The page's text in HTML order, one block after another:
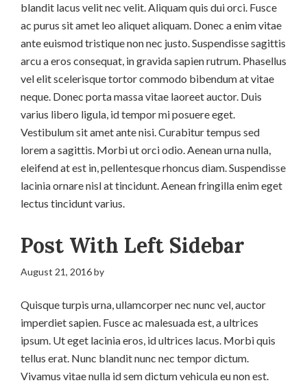
blandit lacus velit nec velit. Aliquam quis dui orci. Fusce
ac purus sit amet leo aliquet aliquam. Donec a enim vitae
ante euismod tristique non nec justo. Suspendisse sagittis
arcu a eros consequat, in gravida sapien rutrum. Phasellus
vel elit scelerisque tortor commodo bibendum at vitae
neque. Donec porta massa vitae laoreet auctor. Duis
varius libero ligula, id tempor mi posuere eget.
Vestibulum sit amet ante nisi. Curabitur tempus sed
lorem a sagittis. Morbi ut orci odio. Aenean urna nulla,
eleifend at est in, pellentesque rhoncus diam. Suspendisse
lacinia ornare nisl at tincidunt. Aenean fringilla enim eget
lectus tincidunt varius.
Post With Left Sidebar
August 21, 2016by
Quisque turpis urna, ullamcorper nec nunc vel, auctor
imperdiet sapien. Fusce ac malesuada est, a ultrices
ipsum. Ut eget lacinia eros, id ultrices lacus. Morbi quis
tellus erat. Nunc blandit nunc nec tempor dictum.
Vivamus vitae nulla id sem dictum vehicula eu non est.